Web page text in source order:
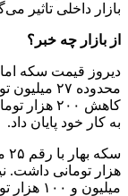
بازار داخلی تاثیر
از بازار چه خبر؟
دیروز قیمت سکه
محدوده ۲۷
به کار خود پایان داد.
میلیون و ۱۰۰ هزار تومان مبادله شد.